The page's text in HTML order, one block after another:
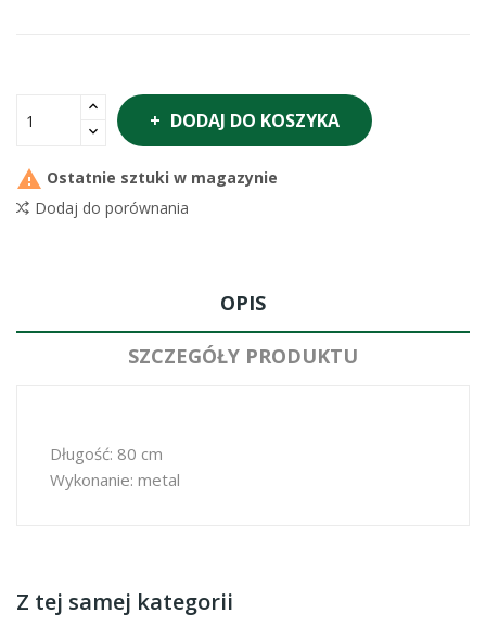
DODAJ DO KOSZYKA
 Ostatnie sztuki w magazynie
Dodaj do porównania
OPIS
SZCZEGÓŁY PRODUKTU
Długość: 80 cm
Wykonanie: metal
Z tej samej kategorii